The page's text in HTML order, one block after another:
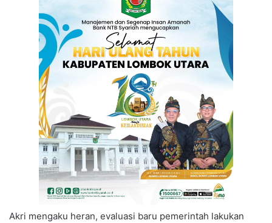
Akri mengaku heran, evaluasi baru pemerintah lakukan